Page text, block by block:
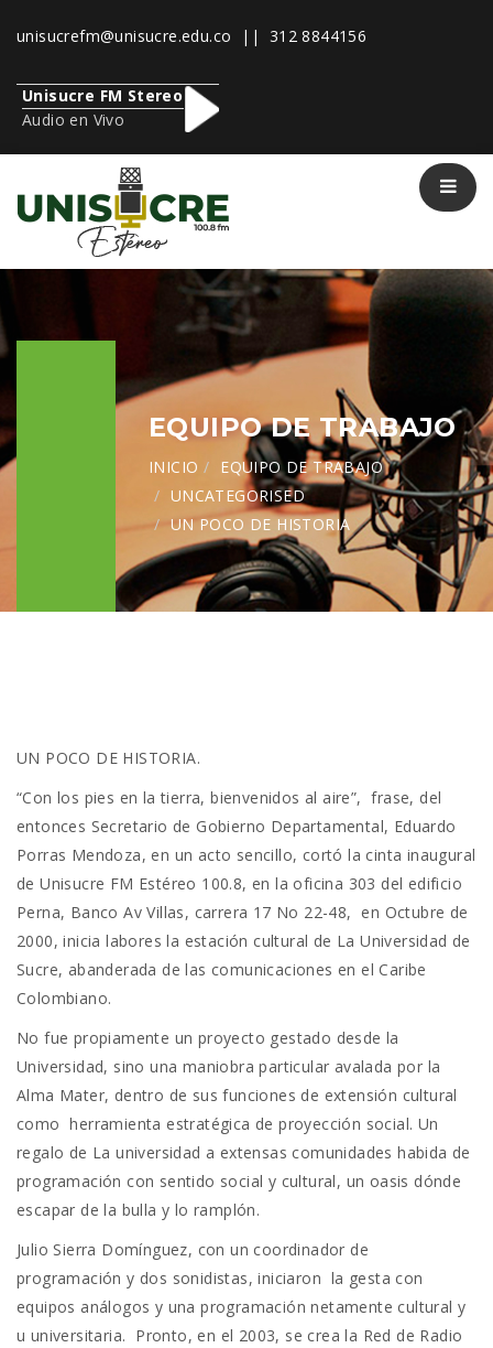
unisucrefm@unisucre.edu.co || 312 8844156
Unisucre FM Stereo
Audio en Vivo
EQUIPO DE TRABAJO
INICIO
EQUIPO DE TRABAJO
UNCATEGORISED
UN POCO DE HISTORIA
UN POCO DE HISTORIA.
“Con los pies en la tierra, bienvenidos al aire”, frase, del
entonces Secretario de Gobierno Departamental, Eduardo
Porras Mendoza, en un acto sencillo, cortó la cinta inaugural
de Unisucre FM Estéreo 100.8, en la oficina 303 del edificio
Perna, Banco Av Villas, carrera 17 No 22-48, en Octubre de
2000, inicia labores la estación cultural de La Universidad de
Sucre, abanderada de las comunicaciones en el Caribe
Colombiano.
No fue propiamente un proyecto gestado desde la
Universidad, sino una maniobra particular avalada por la
Alma Mater, dentro de sus funciones de extensión cultural
como herramienta estratégica de proyección social. Un
regalo de La universidad a extensas comunidades habida de
programación con sentido social y cultural, un oasis dónde
escapar de la bulla y lo ramplón.
Julio Sierra Domínguez, con un coordinador de
programación y dos sonidistas, iniciaron la gesta con
equipos análogos y una programación netamente cultural y
u universitaria. Pronto, en el 2003, se crea la Red de Radio